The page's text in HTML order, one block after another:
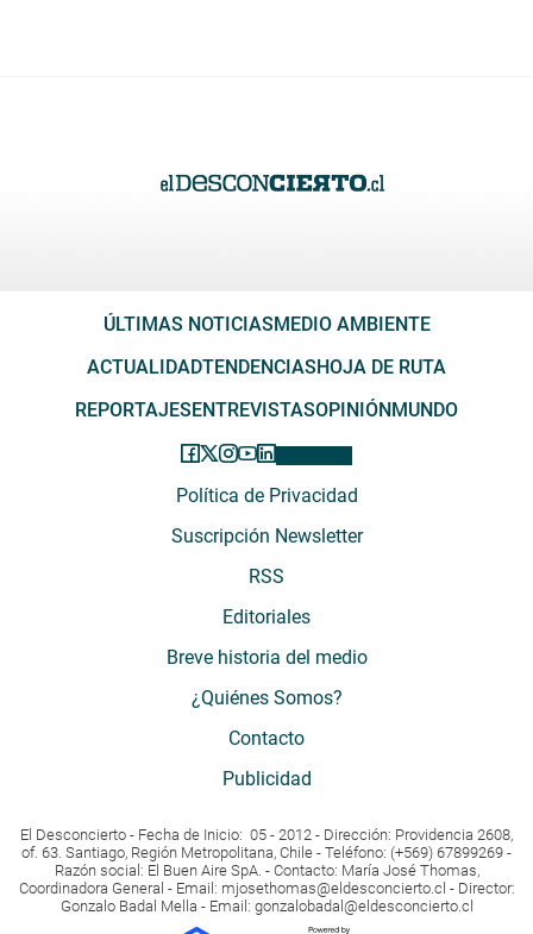
ÚLTIMAS NOTICIASMEDIO AMBIENTE
ACTUALIDADTENDENCIASHOJA DE RUTA
REPORTAJESENTREVISTASOPINIÓNMUNDO
Política de Privacidad
Suscripción Newsletter
RSS
Editoriales
Breve historia del medio
¿Quiénes Somos?
Contacto
Publicidad
El Desconcierto - Fecha de Inicio: 05 - 2012 - Dirección: Providencia 2608,
of. 63. Santiago, Región Metropolitana, Chile - Teléfono: (+569) 67899269 -
Razón social: El Buen Aire SpA. - Contacto: María José Thomas,
Coordinadora General - Email: mjosethomas@eldesconcierto.cl - Director:
Gonzalo Badal Mella - Email: gonzalobadal@eldesconcierto.cl